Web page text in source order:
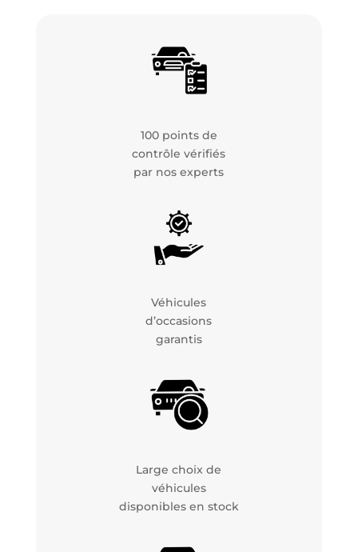
100 points de
contrôle vérifiés
par nos experts
Véhicules
d’occasions
garantis
Large choix de
véhicules
disponibles en stock